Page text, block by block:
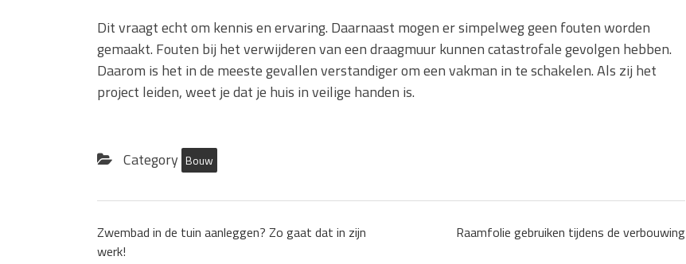
Dit vraagt echt om kennis en ervaring. Daarnaast mogen er simpelweg geen fouten worden
gemaakt. Fouten bij het verwijderen van een draagmuur kunnen catastrofale gevolgen hebben.
Daarom is het in de meeste gevallen verstandiger om een vakman in te schakelen. Als zij het
project leiden, weet je dat je huis in veilige handen is.
Category Bouw
Zwembad in de tuin aanleggen? Zo gaat dat in zijn
werk!
Raamfolie gebruiken tijdens de verbouwing